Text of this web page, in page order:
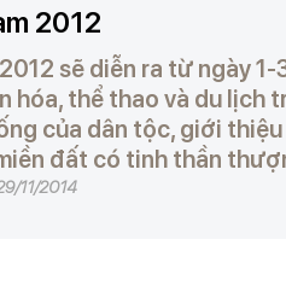
2012
sẽ diễn ra từ ngày
hóa, thể thao và du lịch
của dân tộc, giới
đất có tinh thần
11/2014